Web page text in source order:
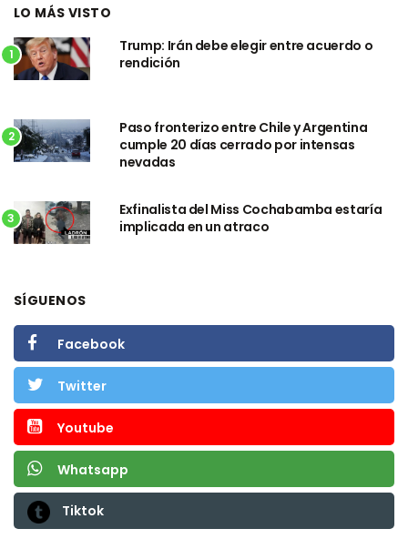
LO MÁS VISTO
1
Trump: Irán debe elegir entre acuerdo o
rendición
2
Paso fronterizo entre Chile y Argentina
cumple 20 días cerrado por intensas
nevadas
3
Exfinalista del Miss Cochabamba estaría
implicada en un atraco
SÍGUENOS
Facebook
Twitter
Youtube
Whatsapp
Tiktok